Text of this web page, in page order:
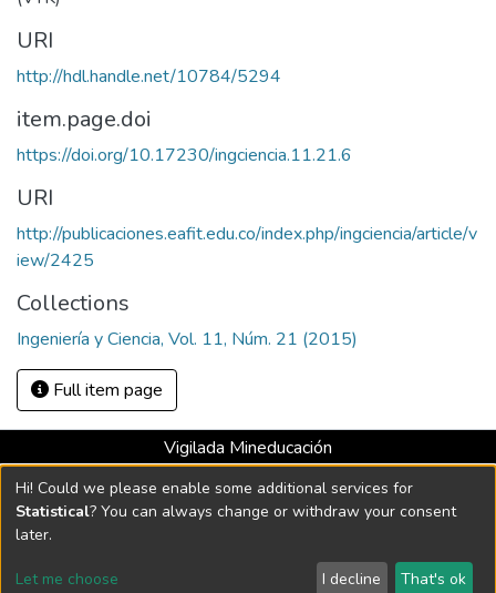
URI
http://hdl.handle.net/10784/5294
item.page.doi
https://doi.org/10.17230/ingciencia.11.21.6
URI
http://publicaciones.eafit.edu.co/index.php/ingciencia/article/v
iew/2425
Collections
Ingeniería y Ciencia, Vol. 11, Núm. 21 (2015)
Full item page
Vigilada Mineducación
Universidad con Acreditación Institucional hasta 2026 -
Resolución MEN 2158 de 2018
DSpace software copyright © 2002-2026 LYRASIS
Hi! Could we please enable some additional services for
Statistical? You can always change or withdraw your consent
later.
Let me choose I decline That's ok